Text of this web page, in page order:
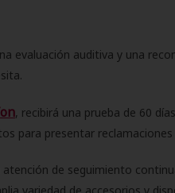
evaluación auditiva y una
, recibirá una prueba de 60
para presentar reclamaciones
de seguimiento